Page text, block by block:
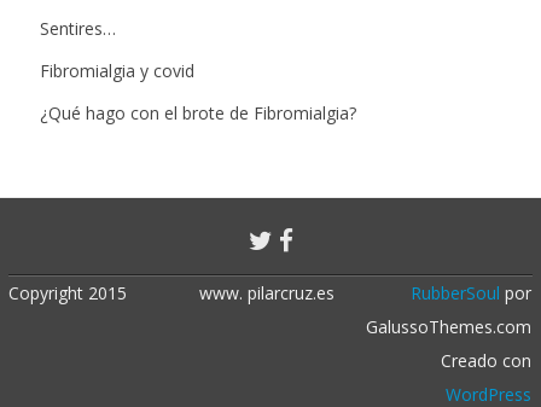
Sentires…
Fibromialgia y covid
¿Qué hago con el brote de Fibromialgia?
Copyright 2015 www. pilarcruz.es RubberSoul por
GalussoThemes.com
Creado con
WordPress